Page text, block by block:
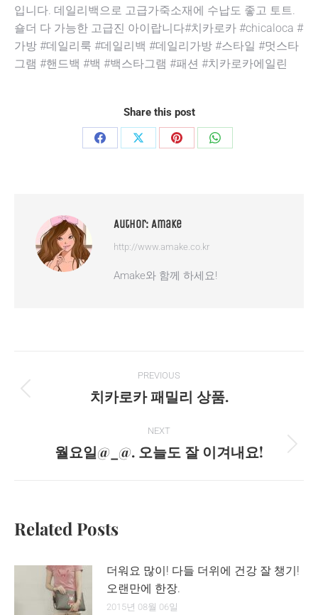
입니다. 데일리백으로 고급가죽소재에 수납도 좋고 토트.
숄더 다 가능한 고급진 아이랍니다#치카로카 #chicaloca #
가방 #데일리룩 #데일리백 #데일리가방 #스타일 #멋스타
그램 #핸드백 #백 #백스타그램 #패션 #치카로카에일린
Share this post
Share
Share
Share
Share
Author: Amake
http://www.amake.co.kr
Amake와 함께 하세요!
navigation
PREVIOUS
Previous
치카로카 패밀리 상품.
NEXT
Next
월요일@_@. 오늘도 잘 이겨내요!
Related Posts
더워요 많이! 다들 더위에 건강 잘 챙기!
오랜만에 한장.
2015년 08월 06일